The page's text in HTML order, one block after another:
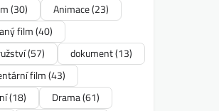
(30) Animace(23)
film(40)
(57) dokument(13)
film(43)
(18) Drama(61)